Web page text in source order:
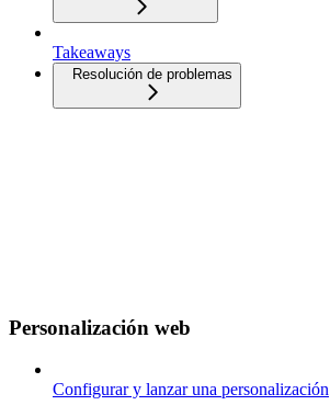
Takeaways
Resolución de problemas
Personalización web
Configurar y lanzar una personalización